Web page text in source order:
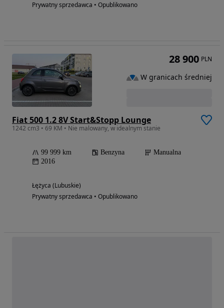
Prywatny sprzedawca • Opublikowano
Fiat 500 1.2 8V Start&Stopp Lounge
1242 cm3 • 69 KM • Nie malowany, w idealnym stanie
99 999 km Benzyna
Manualna
2016
Łężyca (Lubuskie)
Prywatny sprzedawca • Opublikowano
28 900 PLN
W granicach średniej